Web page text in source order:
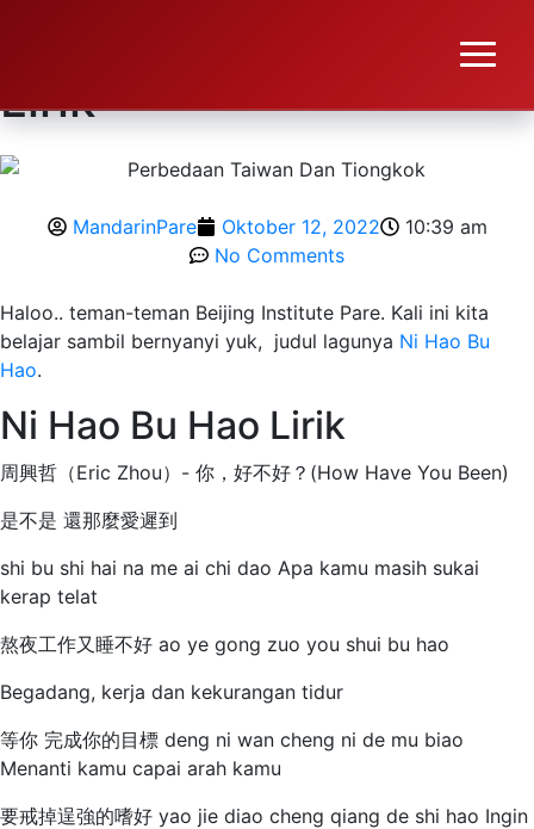
#Belajar Ni Hao Bu Hao
Lirik
MandarinPare Oktober 12, 2022
10:39 am
No Comments
Haloo.. teman-teman Beijing Institute Pare. Kali ini kita
belajar sambil bernyanyi yuk, judul lagunya Ni Hao Bu
Hao.
Ni Hao Bu Hao Lirik
周興哲（Eric Zhou）- 你，好不好？(How Have You Been)
是不是 還那麼愛遲到
shi bu shi hai na me ai chi dao Apa kamu masih sukai
kerap telat
熬夜工作又睡不好 ao ye gong zuo you shui bu hao
Begadang, kerja dan kekurangan tidur
等你 完成你的目標 deng ni wan cheng ni de mu biao
Menanti kamu capai arah kamu
要戒掉逞強的嗜好 yao jie diao cheng qiang de shi hao Ingin